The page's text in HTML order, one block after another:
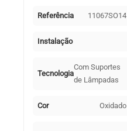
MALDIVAS
Oxidado
Referência 11067SO14
Instalação
Tecnologia
Com Suportes
de Lâmpadas
Cor Oxidado